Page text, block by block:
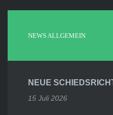
NEWS ALLGEMEIN
NEUE
15 Juli 2026